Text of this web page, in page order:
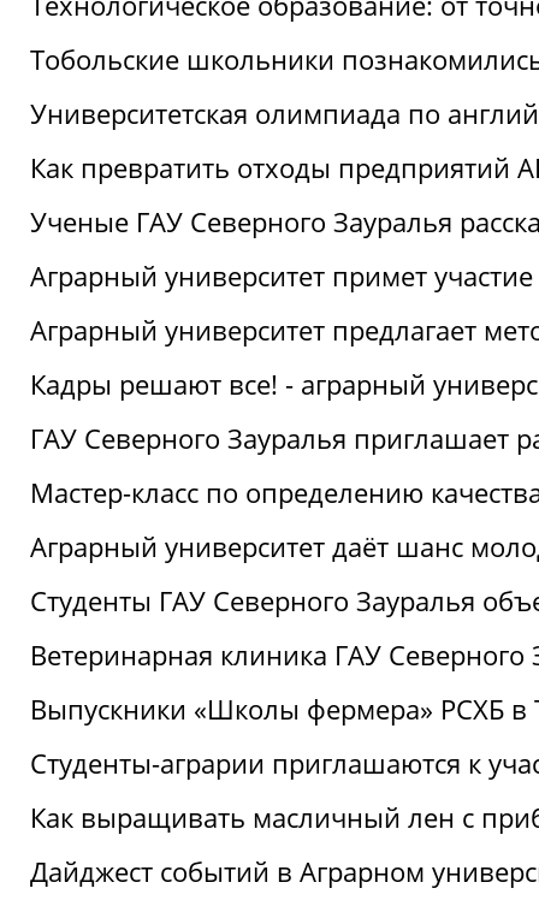
Тобольские школьники
Университетская олимпиада по
Как превратить отходы предприятий
Ученые ГАУ Северного Зауралья
Аграрный университет примет
Аграрный университет предлагает
Кадры решают все! - аграрный
ГАУ Северного Зауралья приглашает
Мастер-класс по определению
Аграрный университет даёт шанс
Студенты ГАУ Северного Зауралья
Ветеринарная клиника ГАУ Северного
Выпускники «Школы фермера» РСХБ
Студенты-аграрии приглашаются к
Как выращивать масличный лен с
Дайджест событий в Аграрном